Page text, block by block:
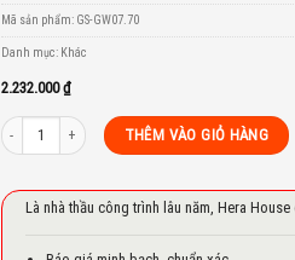
Mã sản phẩm: GS-GW07.70
Danh mục: Khác
2.232.000₫
PHỤ KIỆN TỦ QUẦN ÁO GARIS GW07.70 số lượng
THÊM VÀO GIỎ HÀNG
Là nhà thầu công trình lâu năm, Hera House